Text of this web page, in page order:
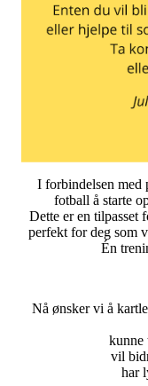
I forbindelsen
fotball å starte
Dette er en tilpasset
perfekt for deg som
Én
Nå ønsker vi å
kunne
vil
har